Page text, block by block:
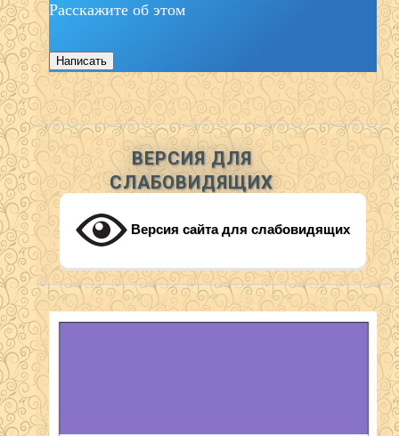
Расскажите об этом
Написать
ВЕРСИЯ ДЛЯ
СЛАБОВИДЯЩИХ
Версия сайта для слабовидящих